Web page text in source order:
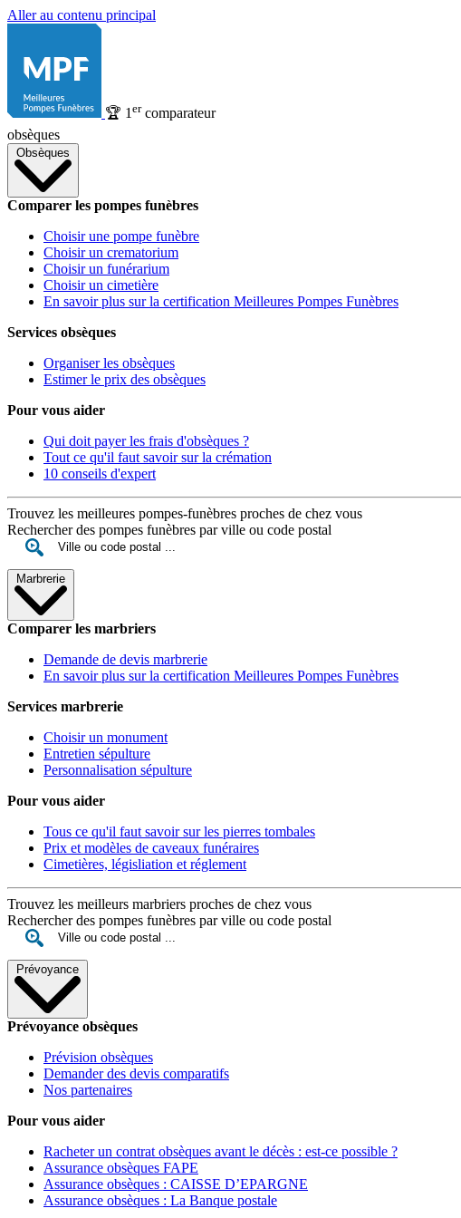
Aller au contenu principal
🏆 1 ercomparateur
obsèques
Obsèques
Comparer les pompes funèbres
Choisir une pompe funèbre
Choisir un crematorium
Choisir un funérarium
Choisir un cimetière
En savoir plus sur la certification Meilleures Pompes Funèbres
Services obsèques
Organiser les obsèques
Estimer le prix des obsèques
Pour vous aider
Qui doit payer les frais d'obsèques ?
Tout ce qu'il faut savoir sur la crémation
10 conseils d'expert
Trouvez les meilleures pompes-funèbres proches de chez vous
Rechercher des pompes funèbres par ville ou code postal
Marbrerie
Comparer les marbriers
Demande de devis marbrerie
En savoir plus sur la certification Meilleures Pompes Funèbres
Services marbrerie
Choisir un monument
Entretien sépulture
Personnalisation sépulture
Pour vous aider
Tous ce qu'il faut savoir sur les pierres tombales
Prix et modèles de caveaux funéraires
Cimetières, législiation et réglement
Trouvez les meilleurs marbriers proches de chez vous
Rechercher des pompes funèbres par ville ou code postal
Prévoyance
Prévoyance obsèques
Prévision obsèques
Demander des devis comparatifs
Nos partenaires
Pour vous aider
Racheter un contrat obsèques avant le décès : est-ce possible ?
Assurance obsèques FAPE
Assurance obsèques : CAISSE D’EPARGNE
Assurance obsèques : La Banque postale